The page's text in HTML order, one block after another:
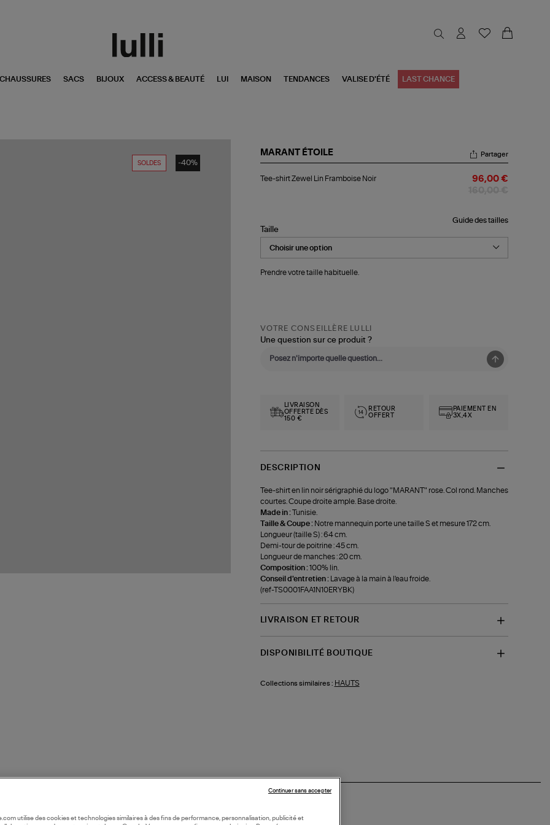
CHAUSSURES SACS BIJOUX ACCESS & BEAUTÉ LUI MAISON TENDANCES VALISE D'ÉTÉ LAST CHANCE
SOLDES -40%
MARANT ÉTOILE
shirt
Partager
Tee-shirt Zewel Lin Framboise Noir 96,00 €
Guide des tailles
Taille
Prendre votre taille habituelle.
VOTRE CONSEILLÈRE LULLI
Une question sur ce produit ?
LIVRAISON
OFFERTE DÈS
150 €
RETOUR
OFFERT
PAIEMENT EN
3X,4X
DESCRIPTION
Tee-shirt en lin noir sérigraphié du logo "MARANT" rose. Col rond. Manches
courtes. Coupe droite ample. Base droite.
Made in :Tunisie.
Taille & Coupe : Notre mannequin porte une taille S et mesure 172 cm.
Longueur (taille S) : 64 cm.
Demi-tour de poitrine : 45 cm.
Longueur de manches : 20 cm.
Composition :100% lin.
Conseil d'entretien :
Lavage à la main à l'eau froide.
(ref-TS0001FAA1N10ERYBK)
LIVRAISON ET RETOUR
DISPONIBILITÉ BOUTIQUE
Collections similaires : HAUTS
utilise des cookies et technologies similaires à des fins de performance, personnalisation, publicité et
Continuer sans accepter